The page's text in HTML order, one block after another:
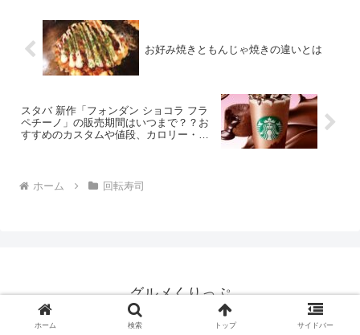
お好み焼きともんじゃ焼きの違いとは
スタバ 新作「フォンダン ショコラ フラ
ペチーノ」の販売期間はいつまで？？お
すすめのカスタムや値段、カロリー・糖
ホーム 回転寿司
グルメくりっぷ
© 2020 グルメくりっぷ.
ホーム 検索 トップ サイドバー